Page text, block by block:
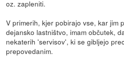
oz. zapleniti.
V primerih, kjer pobirajo vse, kar jim
dejansko lastništvo, imam občutek,
nekaterih 'servisov', ki se gibljejo
prepovedanim.